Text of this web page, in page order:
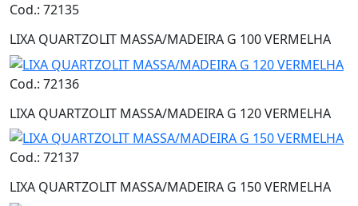
Cod.: 72135
LIXA QUARTZOLIT MASSA/MADEIRA G 100 VERMELHA
Cod.: 72136
LIXA QUARTZOLIT MASSA/MADEIRA G 120 VERMELHA
Cod.: 72137
LIXA QUARTZOLIT MASSA/MADEIRA G 150 VERMELHA